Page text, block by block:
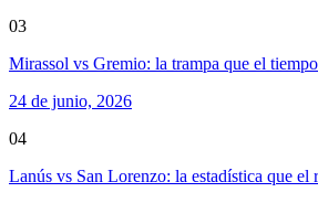
03
Mirassol vs Gremio: la trampa que el
24 de junio, 2026
04
Lanús vs San Lorenzo: la estadística que el